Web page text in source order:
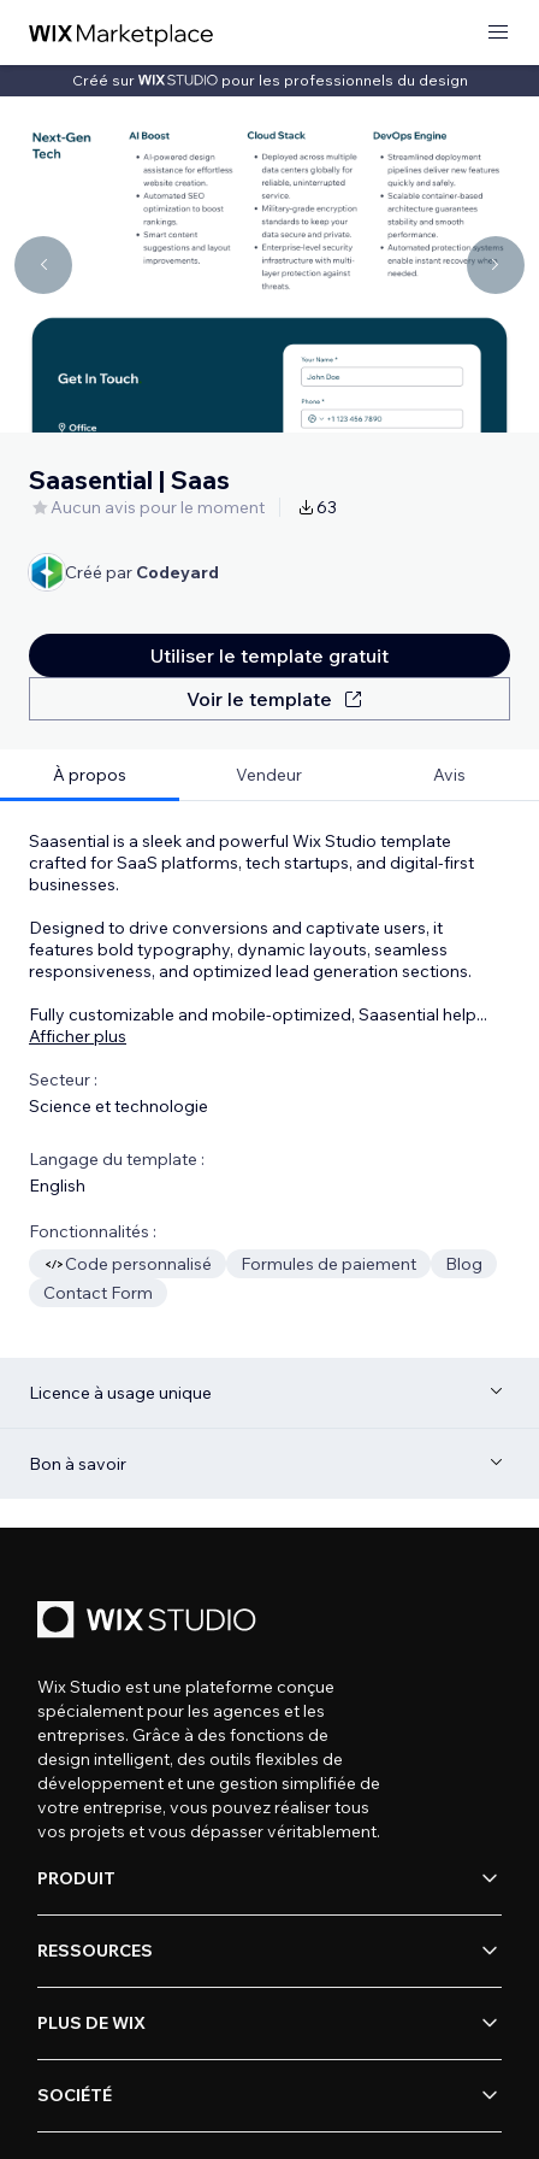
Créé sur pour les professionnels du design
Saasential | Saas
Aucun avis pour le moment 63
Créé par Codeyard
Utiliser le template gratuit
Voir le template
À propos Vendeur Avis
Saasential is a sleek and powerful Wix Studio template
crafted for SaaS platforms, tech startups, and digital-first
businesses.
Designed to drive conversions and captivate users, it
features bold typography, dynamic layouts, seamless
responsiveness, and optimized lead generation sections.
Fully customizable and mobile-optimized, Saasential help...
Afficher plus
Secteur :
Science et technologie
Langage du template :
English
Fonctionnalités :
Code personnalisé
Formules de paiement
Blog
Contact Form
Licence à usage unique
Bon à savoir
Wix Studio est une plateforme conçue
spécialement pour les agences et les
entreprises. Grâce à des fonctions de
design intelligent, des outils flexibles de
développement et une gestion simplifiée de
votre entreprise, vous pouvez réaliser tous
vos projets et vous dépasser véritablement.
PRODUIT
RESSOURCES
PLUS DE WIX
SOCIÉTÉ